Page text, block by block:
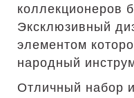
коллекционеров
Эксклюзивный
элементом
народный
Отличный набор